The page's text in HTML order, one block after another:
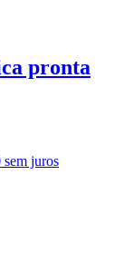
pronta
sem juros